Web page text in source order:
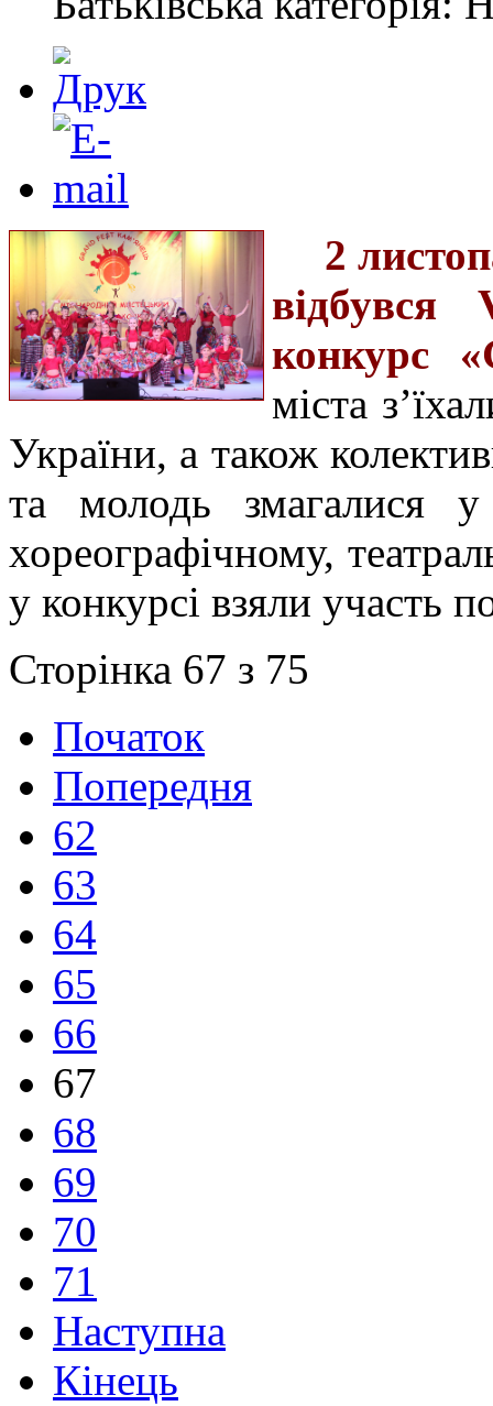
2
відбувся
конкурс
міста
України, а також
та молодь змагалися
хореографічному,
у конкурсі взяли участь
Сторінка 67 з 75
Початок
Попередня
62
63
64
65
66
67
68
69
70
71
Наступна
Кінець